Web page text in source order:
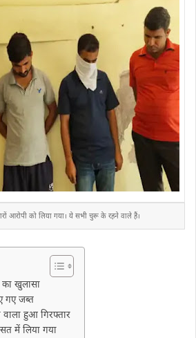
आरोपी को लिया गया। ये सभी चुरू के रहने वाले हैं।
खुलासा
गए जब्त
हुआ गिरफ्तार
में लिया गया